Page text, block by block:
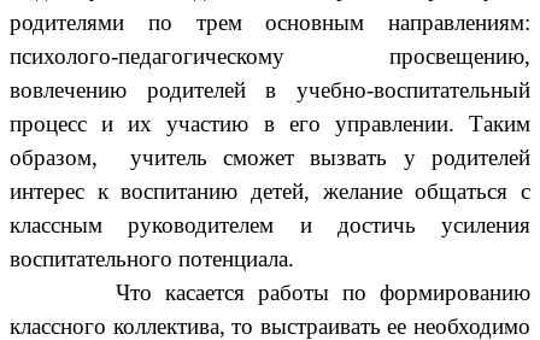
родителями по трем основным направлениям:
психолого-педагогическому просвещению,
вовлечению родителей в учебно-воспитательный
процесс и их участию в его управлении. Таким
образом, учитель сможет вызвать у родителей
интерес к воспитанию детей, желание общаться с
классным руководителем и достичь усиления
воспитательного потенциала.
Что касается работы по формированию
классного коллектива, то выстраивать ее необходимо